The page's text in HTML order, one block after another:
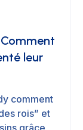
leur
comment
rois” et